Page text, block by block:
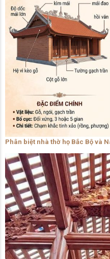
Phân biệt nhà thờ họ Bắc Bộ và